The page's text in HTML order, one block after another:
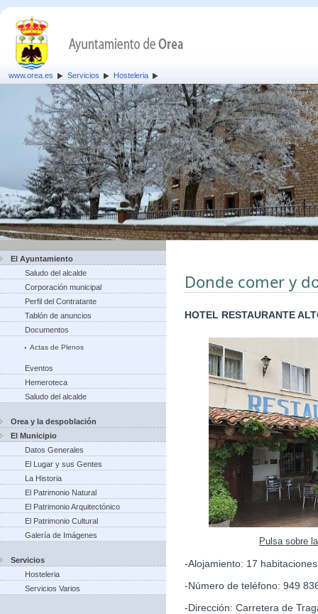
www.orea.es Servicios Hosteleria
El Ayuntamiento
Saludo del alcalde
Corporación municipal
Perfil del Contratante
Tablón de anuncios
Documentos
Actas de Plenos
Eventos
Hemeroteca
Saludo del alcalde
Orea y la despoblación
El Municipio
Datos Generales
El Lugar y sus Gentes
La Historia
El Patrimonio Natural
El Patrimonio Arquitectónico
El Patrimonio Cultural
Galería de Imágenes
Servicios
Hosteleria
Servicios Varios
Donde comer y
HOTEL RESTAURANTE
Pulsa sobre
-Alojamiento: 17
-Número de teléfono: 949
-Dirección: Carretera de